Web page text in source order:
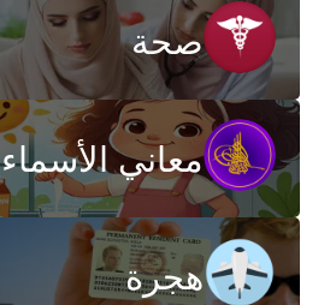
صحة
معاني الأسماء
هجرة